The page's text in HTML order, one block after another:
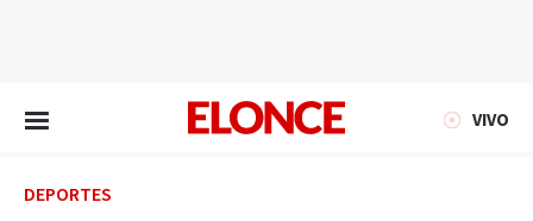
VIVO
DEPORTES